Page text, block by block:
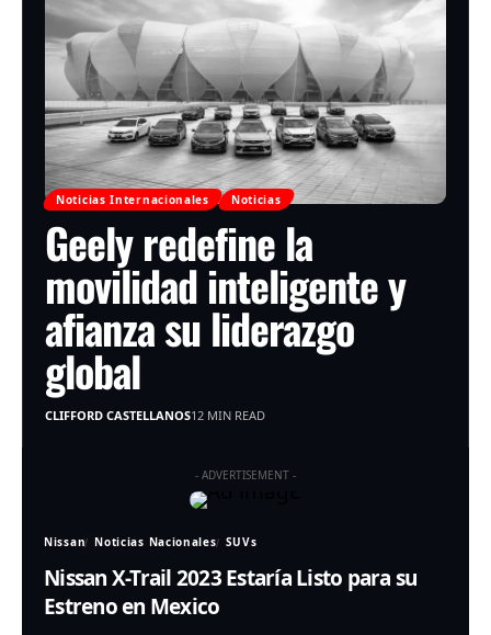
Noticias Internacionales Noticias
Geely redefine la
movilidad inteligente y
afianza su liderazgo
global
CLIFFORD CASTELLANOS12 MIN READ
- ADVERTISEMENT -
Nissan Noticias Nacionales SUVs
Nissan X-Trail 2023 Estaría Listo para su
Estreno en Mexico